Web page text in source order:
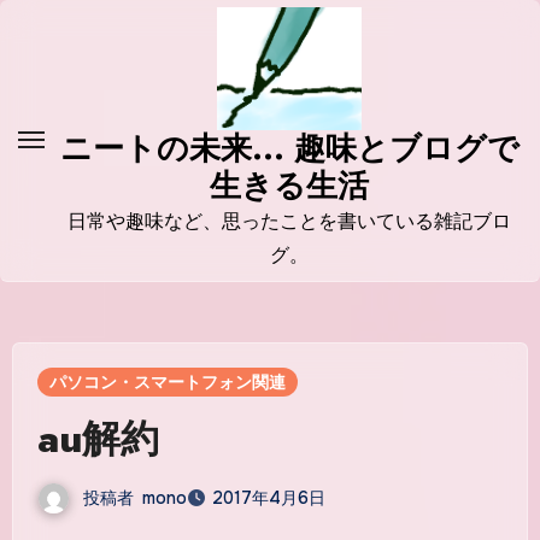
ッ
ニートの未来... 趣味とブログで
生きる生活
日常や趣味など、思ったことを書いている雑記ブロ
グ。
パソコン・スマートフォン関連
au解約
投稿者 mono 2017年4月6日